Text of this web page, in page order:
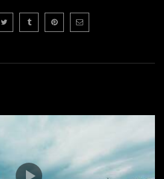
zum DJ Set
aufstrebende DJ und
für ihren einzigartigen Stil in der
bekannt ist.